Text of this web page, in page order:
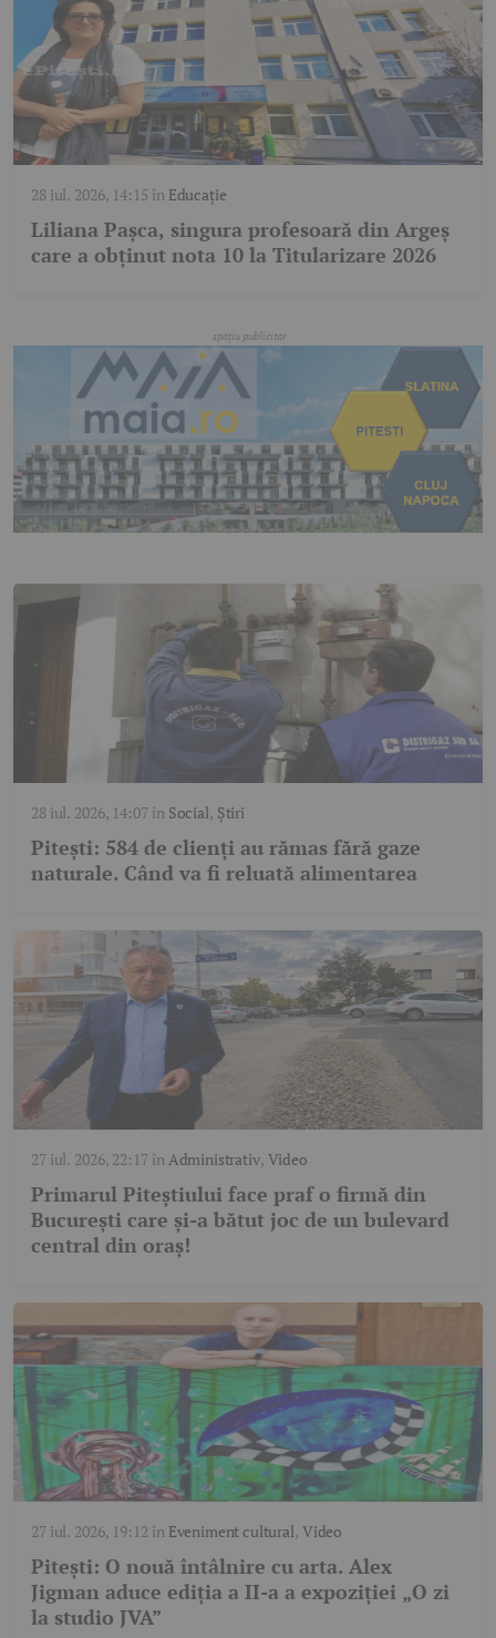
28 iul. 2026, 14:15 în Educație
Liliana Pașca, singura profesoară din Argeș
care a obținut nota 10 la Titularizare 2026
28 iul. 2026, 14:07în Social, Știri
Pitești: 584 de clienți au rămas fără gaze
naturale. Când va fi reluată alimentarea
27 iul. 2026, 22:17înAdministrativ, Video
Primarul Piteștiului face praf o firmă din
București care și-a bătut joc de un bulevard
central din oraș!
27 iul. 2026, 19:12 în Eveniment cultural, Video
Pitești: O nouă întâlnire cu arta. Alex
Jigman aduce ediția a II-a a expoziției „O zi
la studio JVA”